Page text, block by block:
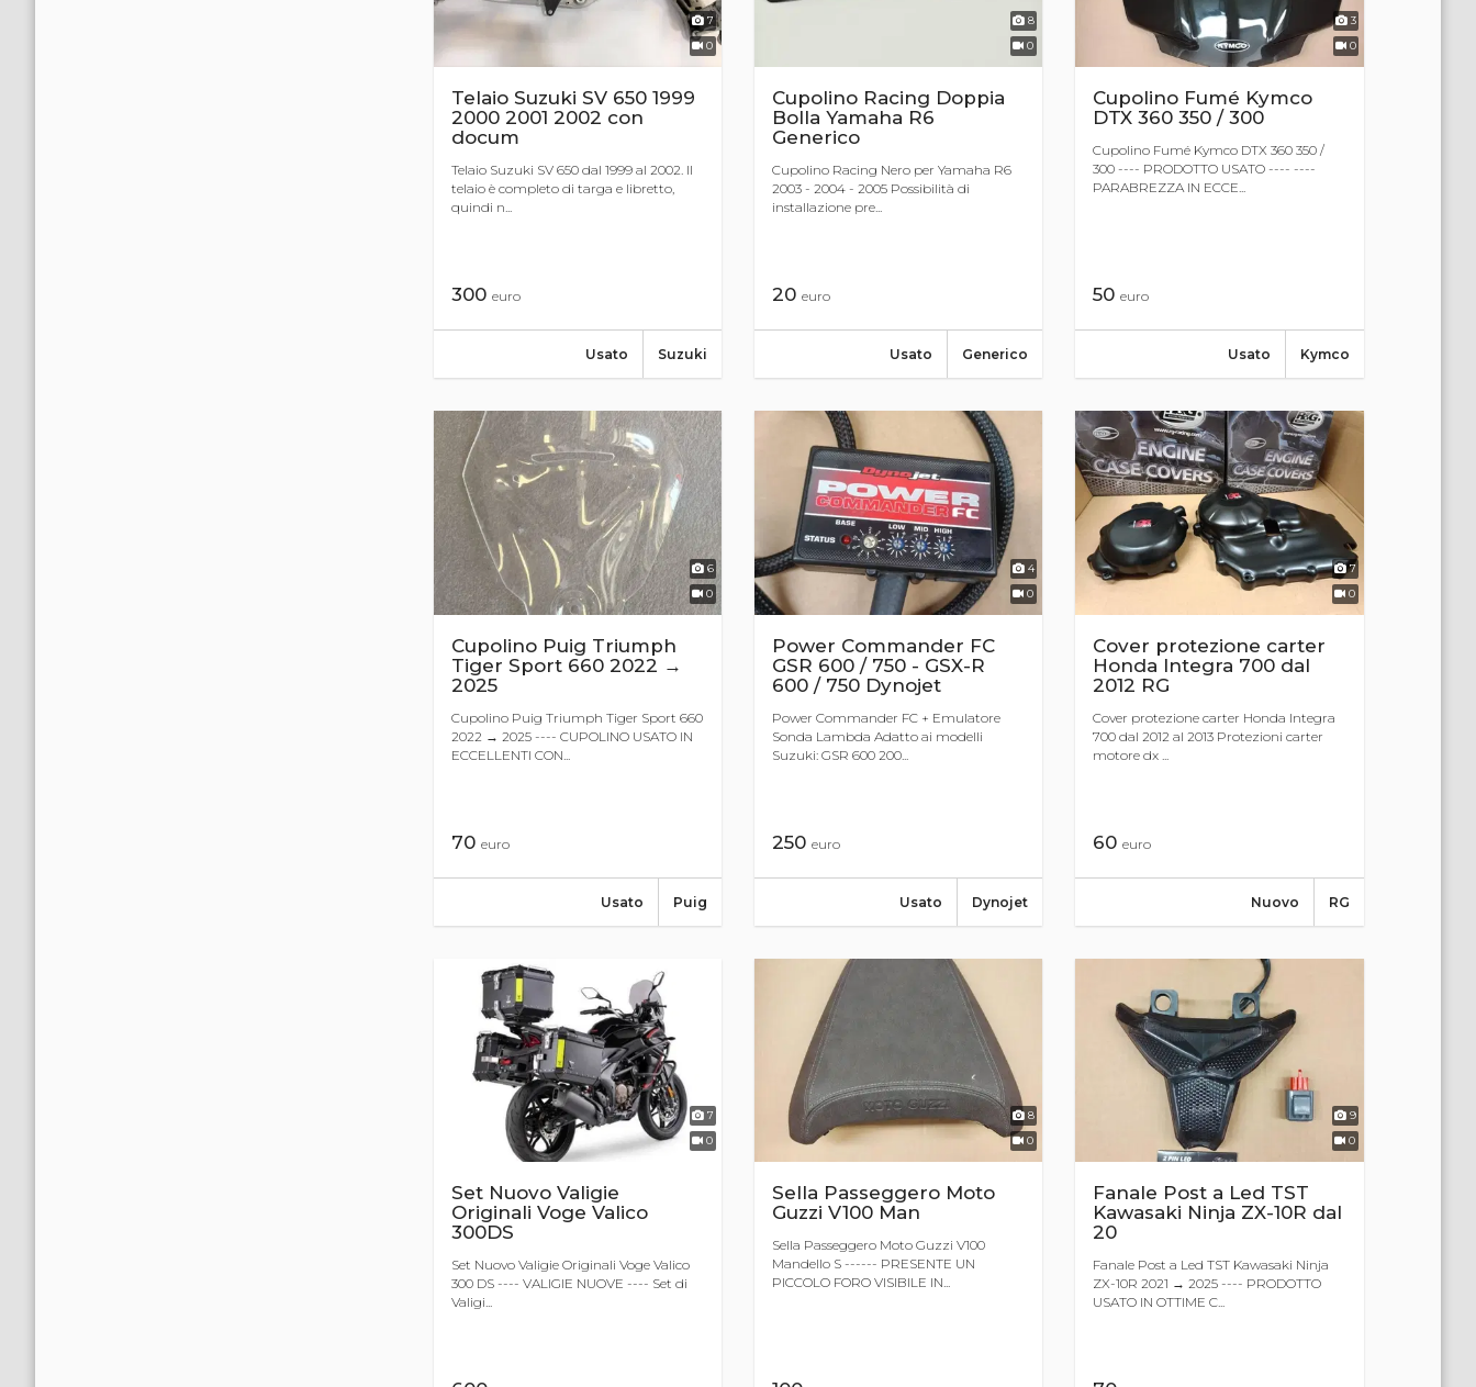
7
0
Telaio Suzuki SV 650 1999
2000 2001 2002 con
docum
Telaio Suzuki SV 650 dal 1999 al 2002. Il
telaio è completo di targa e libretto,
quindi n...
300 euro
Suzuki
Usato
8
0
Cupolino Racing Doppia
Bolla Yamaha R6
Generico
Cupolino Racing Nero per Yamaha R6
2003 - 2004 - 2005 Possibilità di
installazione pre...
20 euro
Generico
Usato
3
0
Cupolino Fumé Kymco
DTX 360 350 / 300
Cupolino Fumé Kymco DTX 360 350 /
300 ---- PRODOTTO USATO ---- ----
PARABREZZA IN ECCE...
50euro
Kymco
Usato
6
0
Cupolino Puig Triumph
Tiger Sport 660 2022 →
2025
Cupolino Puig Triumph Tiger Sport 660
2022 → 2025 ---- CUPOLINO USATO IN
ECCELLENTI CON...
70 euro
Puig
Usato
4
0
Power Commander FC
GSR 600 / 750 - GSX-R
600 / 750 Dynojet
Power Commander FC + Emulatore
Sonda Lambda Adatto ai modelli
Suzuki: GSR 600 200...
250 euro
Dynojet
Usato
7
0
Cover protezione carter
Honda Integra 700 dal
2012 RG
Cover protezione carter Honda Integra
700 dal 2012 al 2013 Protezioni carter
motore dx ...
60euro
RG
Nuovo
7
0
Set Nuovo Valigie
Originali Voge Valico
300DS
Set Nuovo Valigie Originali Voge Valico
300 DS ---- VALIGIE NUOVE ---- Set di
Valigi...
8
0
Sella Passeggero Moto
Guzzi V100 Man
Sella Passeggero Moto Guzzi V100
Mandello S ------ PRESENTE UN
PICCOLO FORO VISIBILE IN...
9
0
Fanale Post a Led TST
Kawasaki Ninja ZX-10R dal
20
Fanale Post a Led TST Kawasaki Ninja
ZX-10R 2021 → 2025 ---- PRODOTTO
USATO IN OTTIME C...